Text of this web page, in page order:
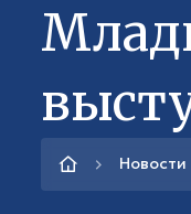
Новости